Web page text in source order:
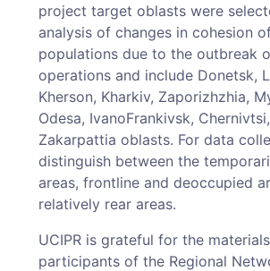
project target oblasts were
analysis of changes in cohesion
populations due to the outbreak
operations and include Donetsk,
Kherson, Kharkiv, Zaporizhzhia,
Odesa, Ivano­Frankivsk,
Zakarpattia oblasts. For data
distinguish between the
areas, frontline and deoccupied
relatively rear areas.
UCIPR is grateful for the
participants of the Regional